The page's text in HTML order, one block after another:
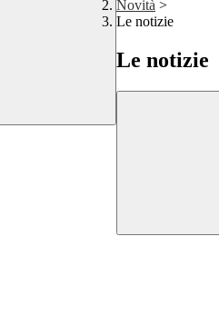
Novità >
Le notizie
Le notizie